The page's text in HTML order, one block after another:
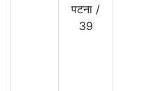
पटना /
39